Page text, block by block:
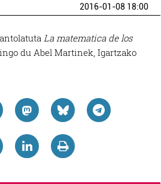
2016-01-08 18:00
La matematica de los
du Abel Martinek, Igartzako